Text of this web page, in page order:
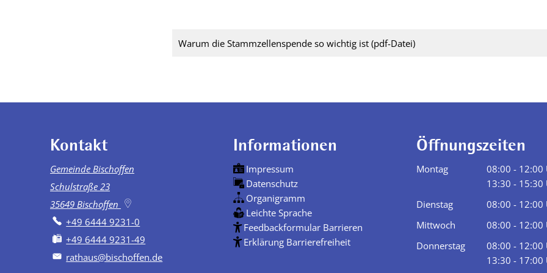
Warum die Stammzellenspende so wichtig ist (pdf-Datei)
Kontakt
Gemeinde Bischoffen
Schulstraße 23
35649 Bischoffen
+49 6444 9231-0
+49 6444 9231-49
rathaus@bischoffen.de
Informationen
Impressum
Datenschutz
Organigramm
Leichte Sprache
Feedbackformular Barrieren
Erklärung Barrierefreiheit
Öffnungszeiten
Montag 08:00 - 12:00
Von 08:00 bis
13:30 - 15:30
Von 13:30
Dienstag 08:00 - 12:00
Von 08:00
Mittwoch 08:00 - 12:00
Von 08:00
Donnerstag 08:00 - 12:00
Von 08:00 bis
13:30 - 17:00